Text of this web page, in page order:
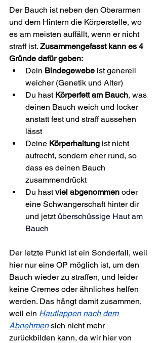
Der Bauch ist neben den Oberarmen
und dem Hintern die Körperstelle, wo
es am meisten auffällt, wenn er nicht
straff ist. Zusammengefasst kann es 4
Gründe dafür geben:
Dein Bindegewebe ist generell
weicher (Genetik und Alter)
Du hast Körperfett am Bauch, was
deinen Bauch weich und locker
anstatt fest und straff aussehen
lässt
Deine Körperhaltung ist nicht
aufrecht, sondern eher rund, so
dass es deinen Bauch
zusammendrückt
Du hast viel abgenommen oder
eine Schwangerschaft hinter dir
und jetzt überschüssige Haut am
Bauch
Der letzte Punkt ist ein Sonderfall, weil
hier nur eine OP möglich ist, um den
Bauch wieder zu straffen, und leider
keine Cremes oder ähnliches helfen
werden. Das hängt damit zusammen,
weil ein Hautlappen nach dem
Abnehmen sich nicht mehr
zurückbilden kann, da wir hier von